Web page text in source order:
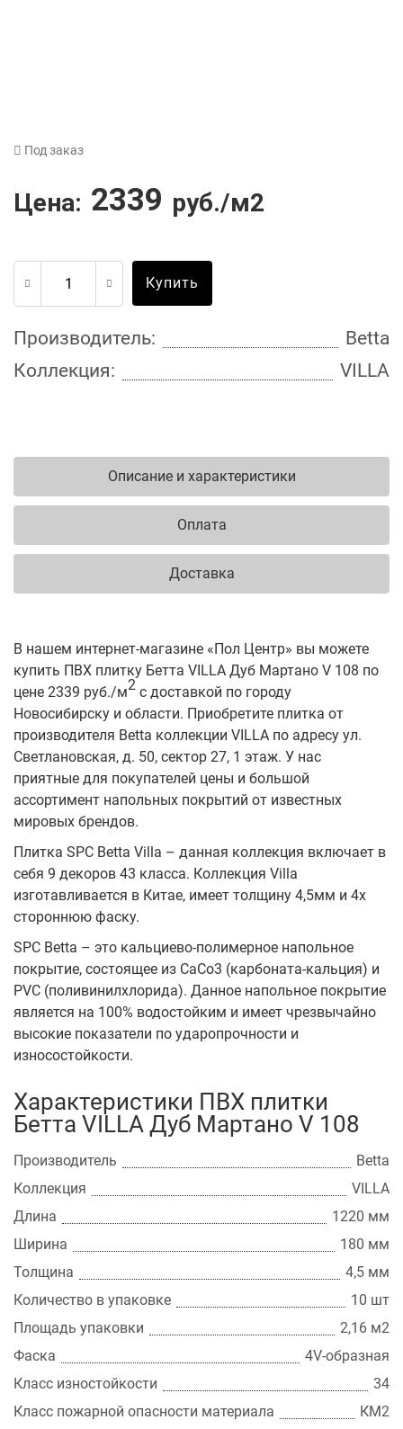
Под заказ
Цена: 2339 руб./м2
Купить
Производитель:
Betta
Коллекция:
VILLA
Описание и характеристики
Оплата
Доставка
В нашем интернет-магазине «Пол Центр» вы можете
купить ПВХ плитку Бетта VILLA Дуб Мартано V 108 по
цене 2339 руб./м2 с доставкой по городу
Новосибирску и области. Приобретите плитка от
производителя Betta коллекции VILLA по адресу ул.
Светлановская, д. 50, сектор 27, 1 этаж. У нас
приятные для покупателей цены и большой
ассортимент напольных покрытий от известных
мировых брендов.
Плитка SPC Betta Villa – данная коллекция включает в
себя 9 декоров 43 класса. Коллекция Villa
изготавливается в Китае, имеет толщину 4,5мм и 4х
стороннюю фаску.
SPC Betta – это кальциево-полимерное напольное
покрытие, состоящее из CaCo3 (карбоната-кальция) и
PVC (поливинилхлорида). Данное напольное покрытие
является на 100% водостойким и имеет чрезвычайно
высокие показатели по ударопрочности и
износостойкости.
Характеристики ПВХ плитки
Бетта VILLA Дуб Мартано V 108
Производитель
Betta
Коллекция
VILLA
Длина
1220 мм
Ширина
180 мм
Толщина
4,5 мм
Количество в упаковке
10 шт
Площадь упаковки
2,16 м2
Фаска
4V-образная
Класс изностойкости
34
Класс пожарной опасности материала
КМ2